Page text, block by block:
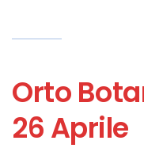
Orto
26 Aprile